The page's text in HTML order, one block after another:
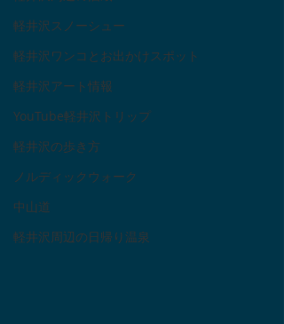
軽井沢スノーシュー
軽井沢ワンコとお出かけスポット
軽井沢アート情報
YouTube軽井沢トリップ
軽井沢の歩き方
ノルディックウォーク
中山道
軽井沢周辺の日帰り温泉